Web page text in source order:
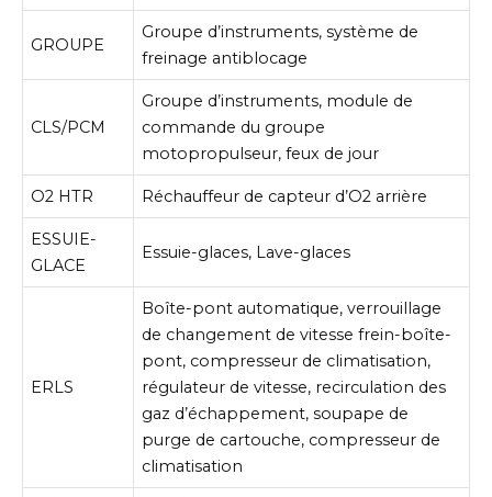
GROUPE
Groupe d’instruments, système de
freinage antiblocage
CLS/PCM
Groupe d’instruments, module de
commande du groupe
motopropulseur, feux de jour
O2 HTR Réchauffeur de capteur d’O2 arrière
ESSUIE-
GLACE
Essuie-glaces, Lave-glaces
ERLS
Boîte-pont automatique, verrouillage
de changement de vitesse frein-boîte-
pont, compresseur de climatisation,
régulateur de vitesse, recirculation des
gaz d’échappement, soupape de
purge de cartouche, compresseur de
climatisation